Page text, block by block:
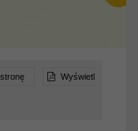
Wyświetl